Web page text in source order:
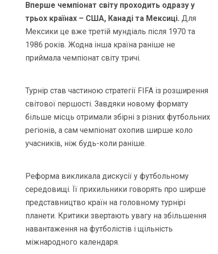
Вперше чемпіонат світу проходить одразу у
трьох країнах – США, Канаді та Мексиці. Для
Мексики це вже третій мундіаль після 1970 та
1986 років. Жодна інша країна раніше не
приймала чемпіонат світу тричі.
Турнір став частиною стратегії FIFA із розширення
світової першості. Завдяки новому формату
більше місць отримали збірні з різних футбольних
регіонів, а сам чемпіонат охопив ширше коло
учасників, ніж будь-коли раніше.
Реформа викликала дискусії у футбольному
середовищі. Її прихильники говорять про ширше
представництво країн на головному турнірі
планети. Критики звертають увагу на збільшення
навантаження на футболістів і щільність
міжнародного календаря.